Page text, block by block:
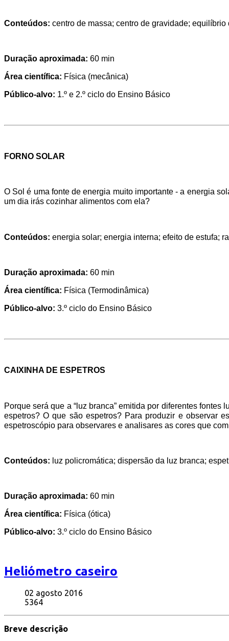
Conteúdos: centro de massa; centro de gravidade; equilíbrio
Duração aproximada: 60 min
Área científica: Física (mecânica)
Público-alvo: 1.º e 2.º ciclo do Ensino Básico
FORNO SOLAR
O Sol é uma fonte de energia muito importante - a energia
um dia irás cozinhar alimentos com ela?
Conteúdos: energia solar; energia interna; efeito de estufa;
Duração aproximada: 60 min
Área científica: Física (Termodinâmica)
Público-alvo: 3.º ciclo do Ensino Básico
CAIXINHA DE ESPETROS
Porque será que a “luz branca” emitida por diferentes
espetros? O que são espetros? Para produzir e observar
espetroscópio para observares e analisares as cores que
Conteúdos: luz policromática; dispersão da luz branca;
Duração aproximada: 60 min
Área científica: Física (ótica)
Público-alvo: 3.º ciclo do Ensino Básico
Heliómetro caseiro
02 agosto 2016
5364
Breve descrição